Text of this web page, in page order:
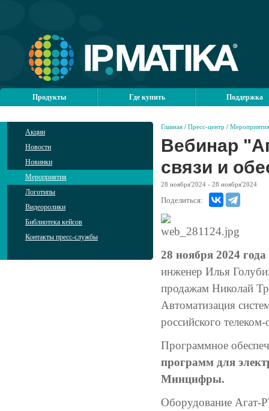
Продукты Где купить Поддержка
Акции
Новости
Новинки
Мероприятия
Логотипы
Видеоролики
Библиотека кейсов
Контакты пресс-службы
Главная / Пресс-центр / Мероприятия
Вебинар
связи и
28 ноября'2024 - 28 ноября'2024
Поделиться:
28 ноября 2024 года
инженер Илья
продажам Николай
Автоматизация
российского
Программное
программ для
Минцифры.
Оборудование Агат-